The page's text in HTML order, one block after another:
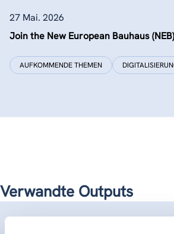
27 Mai. 2026
Join the New European Bauhaus
AUFKOMMENDE THEMEN
Verwandte Outputs